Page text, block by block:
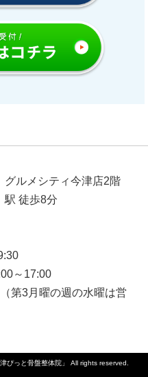
ルメシティ今津店2階
駅 徒歩8分
～17:00
第3月曜の週の水曜は営
ぴっと骨盤整体院」 All rights reserved.